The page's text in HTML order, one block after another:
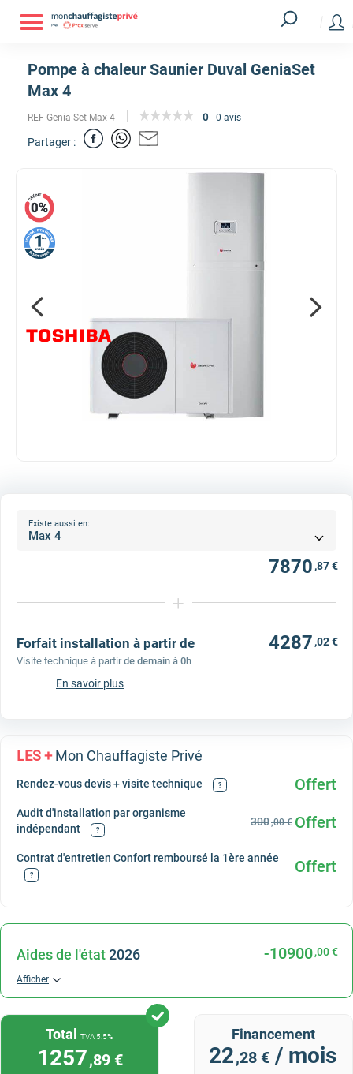
Pompe à chaleur Saunier Duval GeniaSet
Max 4
REF Genia-Set-Max-4 0 0 avis
Partager :
Existe aussi en:
7870 ,87 €
+
Forfait installation à partir de 4287 ,02 €
Visite technique à partir de demain à 0h
En savoir plus
LES +Mon Chauffagiste Privé
Rendez-vous devis + visite technique ? Offert
Audit d'installation par organisme
indépendant
? Offert
300,00 €
Contrat d'entretien Confort remboursé la 1ère année
? Offert
Aides de l'état2026 -10900,00 €
Afficher
TotalTVA 5.5%
1257,89 €
Financement
22,28 € / mois